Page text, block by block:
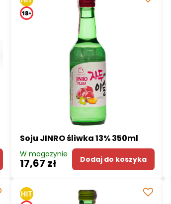
Soju JINRO śliwka 13% 350ml
W magazynie
17,67 zł Dodaj do koszyka